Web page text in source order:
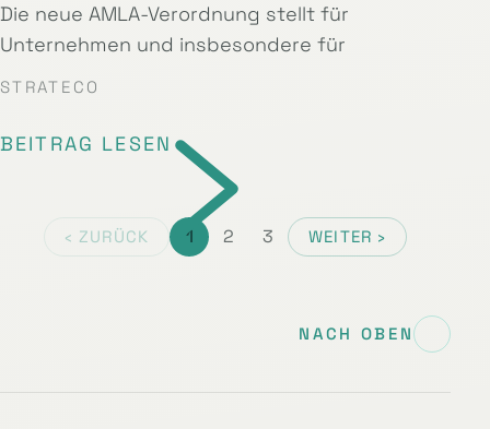
Die neue AMLA-Verordnung stellt für
Unternehmen und insbesondere für
STRATECO
BEITRAG LESEN
‹ ZURÜCK 1 2 3 WEITER ›
NACH OBEN